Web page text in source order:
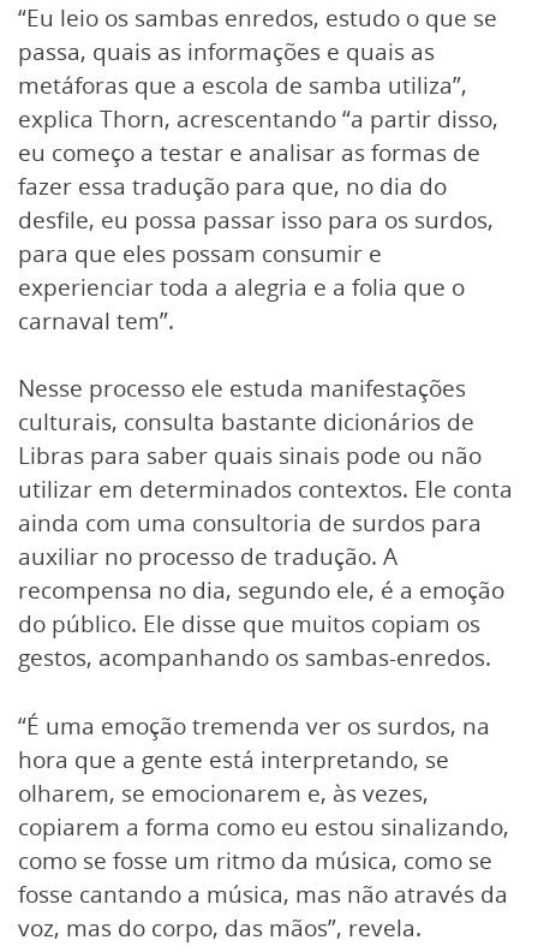
“Eu leio os sambas enredos, estudo o que se
passa, quais as informações e quais as
metáforas que a escola de samba utiliza”,
explica Thorn, acrescentando “a partir disso,
eu começo a testar e analisar as formas de
fazer essa tradução para que, no dia do
desfile, eu possa passar isso para os surdos,
para que eles possam consumir e
experienciar toda a alegria e a folia que o
carnaval tem”.
Nesse processo ele estuda manifestações
culturais, consulta bastante dicionários de
Libras para saber quais sinais pode ou não
utilizar em determinados contextos. Ele conta
ainda com uma consultoria de surdos para
auxiliar no processo de tradução. A
recompensa no dia, segundo ele, é a emoção
do público. Ele disse que muitos copiam os
gestos, acompanhando os sambas-enredos.
“É uma emoção tremenda ver os surdos, na
hora que a gente está interpretando, se
olharem, se emocionarem e, às vezes,
copiarem a forma como eu estou sinalizando,
como se fosse um ritmo da música, como se
fosse cantando a música, mas não através da
voz, mas do corpo, das mãos”, revela.